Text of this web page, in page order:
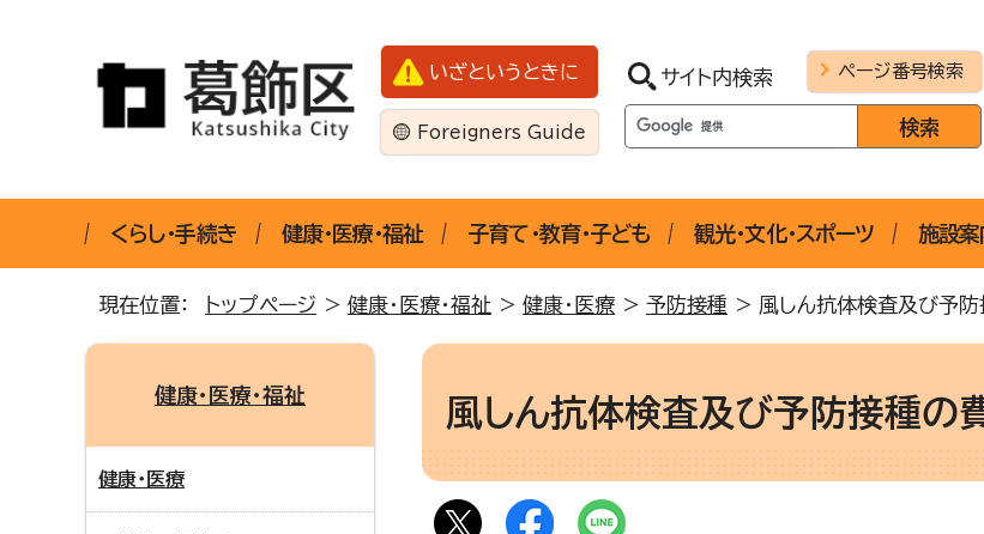
いざというときに
Foreigners Guide
サイト内検索 ページ番号検索
くらし・手続き 健康・医療・福祉 子育て・教育・子ども 観光・文化・スポーツ 施設案
現在位置： トップページ > 健康・医療・福祉 > 健康・医療 > 予防接種 > 風しん抗体検査及び予
風しん抗体検査及び予防接種の
健康・医療・福祉
健康・医療